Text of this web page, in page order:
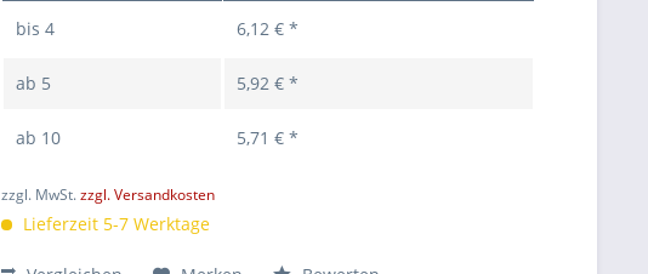
bis4 6,12 € *
ab 5 5,92 € *
ab 10 5,71 € *
zzgl. MwSt.zzgl. Versandkosten
Lieferzeit 5-7 Werktage